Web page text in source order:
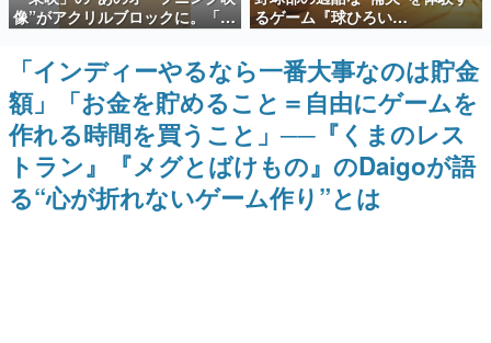
ど。多くの人々に読まれた、電ファミ渾身の“殿堂入り”記
事をまとめました。
ゲームの企画書
名作ゲームクリエイターの方々に製作時のエピソードをお
聞きし、ヒットする企画（ゲーム）とは何か？を探ってい
きます。
赫本
この物語を解いてはいけない。『赫本』は、〈試験問題〉
の形をした短編ホラー小説集です。
像”がアクリルブロックに。「東
映ヒストリカル グッズコレクシ
ョン」が8月下旬より発売
るゲーム『球ひろい
Simulator』が「1件」のウィッ
シュリストをもとにチェコ語に
対応しSNSで話題に。『キング
ダム・カム』開発元やチェコの
プロ野球選手から称賛の声
「インディーやるなら一番大事なのは貯金
額」「お金を貯めること＝自由にゲームを
作れる時間を買うこと」──『くまのレス
トラン』『メグとばけもの』のDaigoが語
る“心が折れないゲーム作り”とは